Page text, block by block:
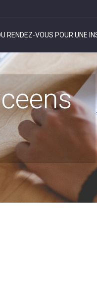
RENDEZ-VOUS POUR UNE